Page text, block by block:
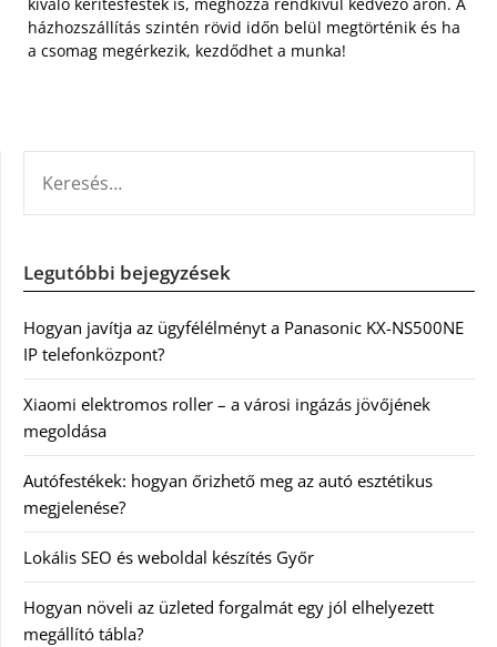
házhozszállítás szintén rövid időn belül megtörténik és ha
a csomag megérkezik, kezdődhet a munka!
Legutóbbi bejegyzések
Hogyan javítja az ügyfélélményt a Panasonic KX-NS500NE
IP telefonközpont?
Xiaomi elektromos roller – a városi ingázás jövőjének
megoldása
Autófestékek: hogyan őrizhető meg az autó esztétikus
megjelenése?
Lokális SEO és weboldal készítés Győr
Hogyan növeli az üzleted forgalmát egy jól elhelyezett
megállító tábla?